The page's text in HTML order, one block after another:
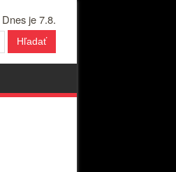
Dnes je 7.8.
Hľadať